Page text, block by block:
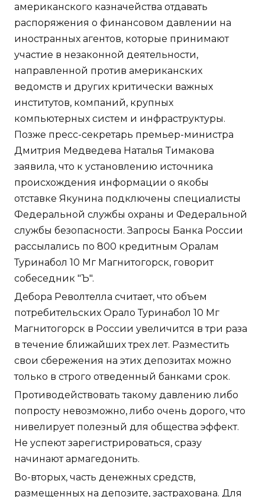
американского казначейства отдавать
распоряжения о финансовом давлении на
иностранных агентов, которые принимают
участие в незаконной деятельности,
направленной против американских
ведомств и других критически важных
институтов, компаний, крупных
компьютерных систем и инфраструктуры.
Позже пресс-секретарь премьер-министра
Дмитрия Медведева Наталья Тимакова
заявила, что к установлению источника
происхождения информации о якобы
отставке Якунина подключены специалисты
Федеральной службы охраны и Федеральной
службы безопасности. Запросы Банка России
рассылались по 800 кредитным Оралам
Туринабол 10 Мг Магнитогорск, говорит
собеседник "Ъ".
Дебора Револтелла считает, что объем
потребительских Орало Туринабол 10 Мг
Магнитогорск в России увеличится в три раза
в течение ближайших трех лет. Разместить
свои сбережения на этих депозитах можно
только в строго отведенный банками срок.
Противодействовать такому давлению либо
попросту невозможно, либо очень дорого, что
нивелирует полезный для общества эффект.
Не успеют зарегистрироваться, сразу
начинают армагедонить.
Во-вторых, часть денежных средств,
размещенных на депозите, застрахована. Для